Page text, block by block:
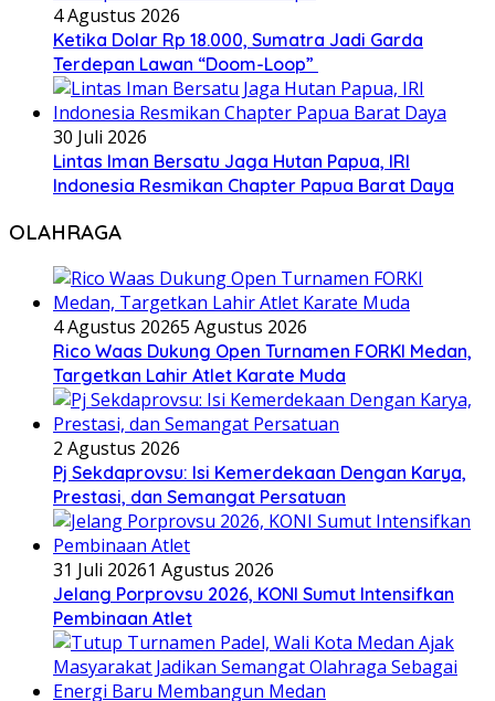
4 Agustus 2026
Ketika Dolar Rp 18.000, Sumatra Jadi Garda
Terdepan Lawan “Doom-Loop”
30 Juli 2026
Lintas Iman Bersatu Jaga Hutan Papua, IRI
Indonesia Resmikan Chapter Papua Barat Daya
OLAHRAGA
4 Agustus 20265 Agustus 2026
Rico Waas Dukung Open Turnamen FORKI Medan,
Targetkan Lahir Atlet Karate Muda
2 Agustus 2026
Pj Sekdaprovsu: Isi Kemerdekaan Dengan Karya,
Prestasi, dan Semangat Persatuan
31 Juli 20261 Agustus 2026
Jelang Porprovsu 2026, KONI Sumut Intensifkan
Pembinaan Atlet